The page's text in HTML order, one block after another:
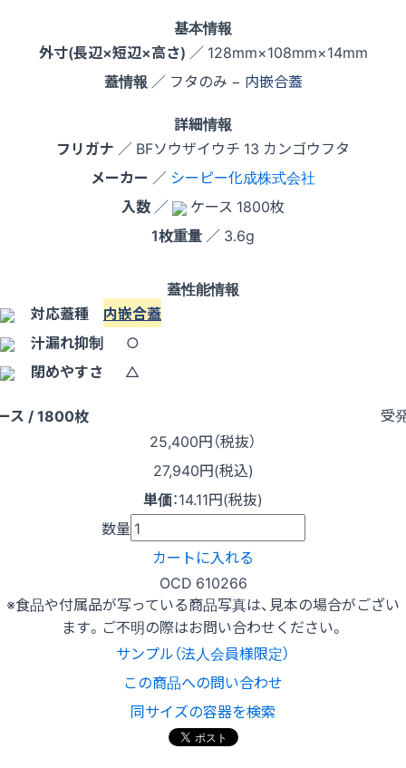
基本情報
外寸(長辺×短辺×高さ) ／ 128mm×108mm×14mm
蓋情報 ／ フタのみ − 内嵌合蓋
詳細情報
フリガナ ／ BFソウザイウチ 13 カンゴウフタ
メーカー ／ シーピー化成株式会社
入数 ／
ケース 1800枚
1枚重量 ／ 3.6g
蓋性能情報
対応蓋種 内嵌合蓋
汁漏れ抑制
○
閉めやすさ
△
ス / 1800枚
受
25,400円（税抜）
27,940円(税込)
単価：14.11円(税抜)
数量
カートに入れる
OCD 610266
※食品や付属品が写っている商品写真は、見本の場合がござい
ます。ご不明の際はお問い合わせください。
サンプル（法人会員様限定）
この商品への問い合わせ
同サイズの容器を検索